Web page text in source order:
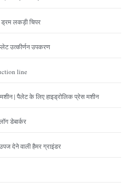
लकड़ी चिपर
उत्कीर्णन उपकरण
line
| पैलेट के लिए हाइड्रोलिक प्रेस मशीन
डेबार्कर
देने वाली हैमर ग्राइंडर